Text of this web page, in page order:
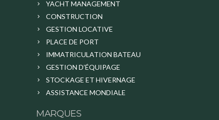
YACHT MANAGEMENT
CONSTRUCTION
GESTION LOCATIVE
PLACE DE PORT
IMMATRICULATION BATEAU
GESTION D’ÉQUIPAGE
STOCKAGE ET HIVERNAGE
ASSISTANCE MONDIALE
MARQUES